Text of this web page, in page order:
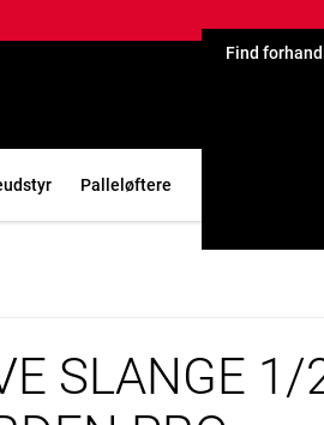
Find
Palleløftere
SLANGE